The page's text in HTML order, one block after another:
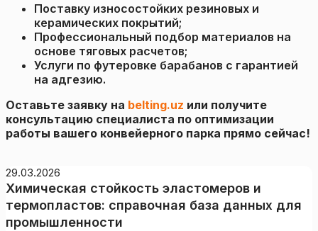
Поставку износостойких резиновых и
керамических покрытий;
Профессиональный подбор материалов на
основе тяговых расчетов;
Услуги по футеровке барабанов с гарантией
на адгезию.
Оставьте заявку на belting.uz или получите
консультацию специалиста по оптимизации
работы вашего конвейерного парка прямо сейчас!
29.03.2026
Химическая стойкость эластомеров и
термопластов: справочная база данных для
промышленности